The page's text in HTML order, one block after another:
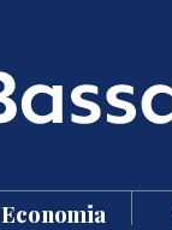
Economia